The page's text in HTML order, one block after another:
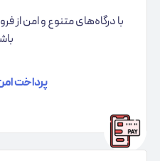
با درگاه‌های متنوع و امن از
پرداخت